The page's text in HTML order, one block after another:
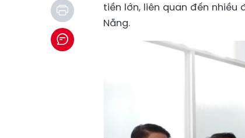
tiền lớn, liên quan đến
Nẵng.